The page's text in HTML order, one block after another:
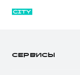
СЕРВИСЫ